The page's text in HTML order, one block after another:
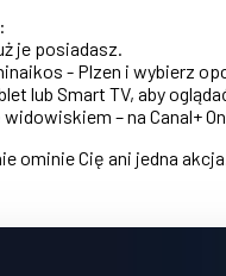
je posiadasz.
- Plzen i wybierz
lub Smart TV, aby
– na Canal+
ominie Cię ani jedna